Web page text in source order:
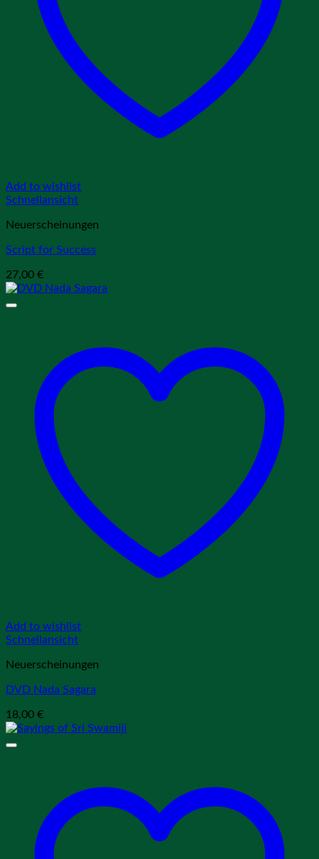
Add to wishlist
Schnellansicht
Neuerscheinungen
Script for Success
27,00 €
Add to wishlist
Schnellansicht
Neuerscheinungen
DVD Nada Sagara
18,00 €